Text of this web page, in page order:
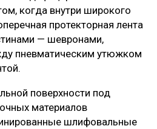
когда внутри широкого
протекторная лента
— шевронами,
пневматическим утюжком
поверхности под
материалов
шлифовальные